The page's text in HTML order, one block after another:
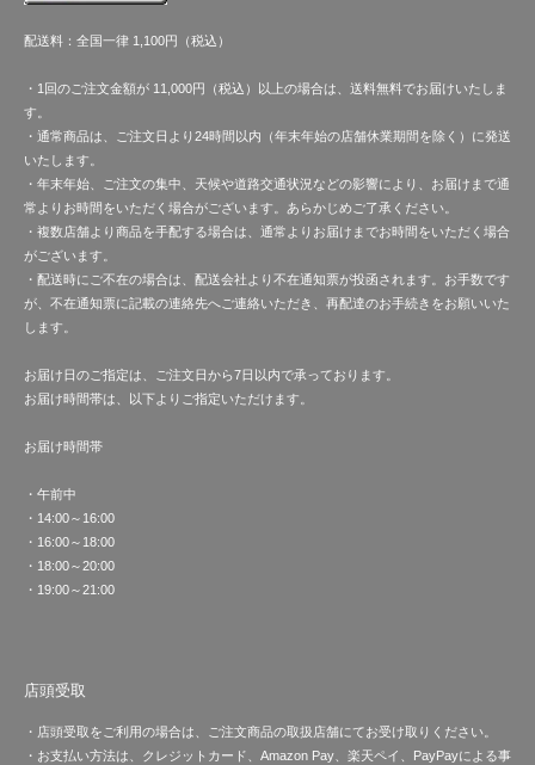
配送料：全国一律 1,100円（税込）
・1回のご注文金額が 11,000円（税込）以上の場合は、送料無料でお届けいたしま
す。
・通常商品は、ご注文日より24時間以内（年末年始の店舗休業期間を除く）に発送
いたします。
・年末年始、ご注文の集中、天候や道路交通状況などの影響により、お届けまで通
常よりお時間をいただく場合がございます。あらかじめご了承ください。
・複数店舗より商品を手配する場合は、通常よりお届けまでお時間をいただく場合
がございます。
・配送時にご不在の場合は、配送会社より不在通知票が投函されます。お手数です
が、不在通知票に記載の連絡先へご連絡いただき、再配達のお手続きをお願いいた
します。
お届け日のご指定は、ご注文日から7日以内で承っております。
お届け時間帯は、以下よりご指定いただけます。
お届け時間帯
・午前中
・14:00～16:00
・16:00～18:00
・18:00～20:00
・19:00～21:00
店頭受取
・店頭受取をご利用の場合は、ご注文商品の取扱店舗にてお受け取りください。
・お支払い方法は、クレジットカード、Amazon Pay、楽天ペイ、PayPayによる事